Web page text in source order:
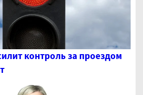
контроль за проездом